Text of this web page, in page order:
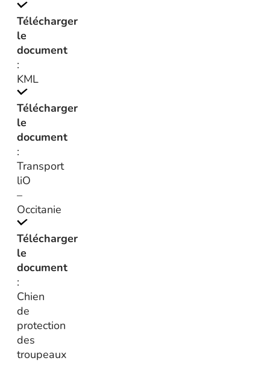
Télécharger
le
document
:
KML
Télécharger
le
document
:
Transport
liO
–
Occitanie
Télécharger
le
document
:
Chien
de
protection
des
troupeaux